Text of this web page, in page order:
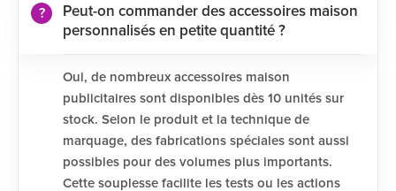
Peut-on commander des accessoires maison
personnalisés en petite quantité ?
Oui, de nombreux accessoires maison
publicitaires sont disponibles dès 10 unités sur
stock. Selon le produit et la technique de
marquage, des fabrications spéciales sont aussi
possibles pour des volumes plus importants.
Cette souplesse facilite les tests ou les actions